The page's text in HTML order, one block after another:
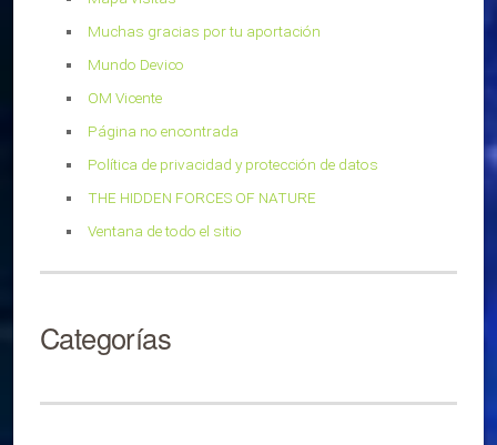
Muchas gracias por tu aportación
Mundo Devico
OM Vicente
Página no encontrada
Política de privacidad y protección de datos
THE HIDDEN FORCES OF NATURE
Ventana de todo el sitio
Categorías